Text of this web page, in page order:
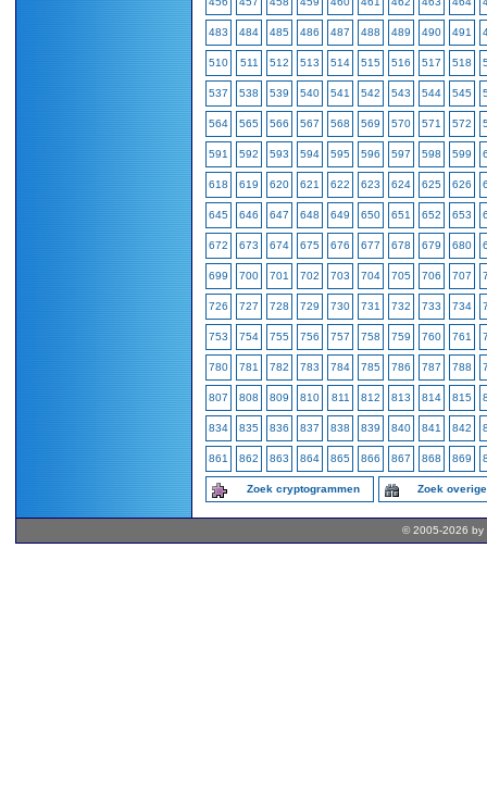
483 484 485 486 487 488 489 490 491
510 511 512 513 514 515 516 517 518
537 538 539 540 541 542 543 544 545
564 565 566 567 568 569 570 571 572
591 592 593 594 595 596 597 598 599
618 619 620 621 622 623 624 625 626
645 646 647 648 649 650 651 652 653
672 673 674 675 676 677 678 679 680
699 700 701 702 703 704 705 706 707
726 727 728 729 730 731 732 733 734
753 754 755 756 757 758 759 760 761
780 781 782 783 784 785 786 787 788
807 808 809 810 811 812 813 814 815
834 835 836 837 838 839 840 841 842
861 862 863 864 865 866 867 868 869
Zoek cryptogrammen Zoek
© 2005-2026 by